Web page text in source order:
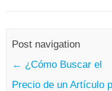
Post navigation
← ¿Cómo Buscar el
Precio de un Artículo